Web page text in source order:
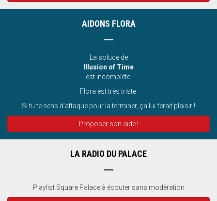
AIDONS FLORA
La soluce de
Illusion of Time
est incomplète.
Flora est très triste.
Si tu te sens d’attaque pour la terminer, ça lui ferait plaisir !
Proposer son aide !
LA RADIO DU PALACE
Playlist Square Palace à écouter sans modération